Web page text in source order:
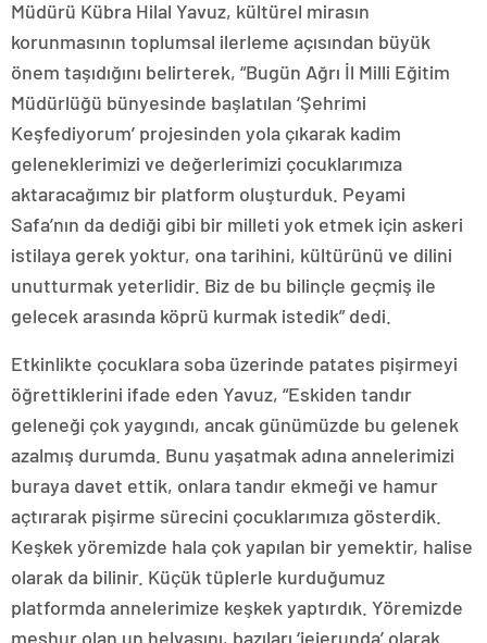
Müdürü Kübra Hilal Yavuz, kültürel mirasın
korunmasının toplumsal ilerleme açısından büyük
önem taşıdığını belirterek, “Bugün Ağrı İl Milli Eğitim
Müdürlüğü bünyesinde başlatılan ‘Şehrimi
Keşfediyorum’ projesinden yola çıkarak kadim
geleneklerimizi ve değerlerimizi çocuklarımıza
aktaracağımız bir platform oluşturduk. Peyami
Safa’nın da dediği gibi bir milleti yok etmek için askeri
istilaya gerek yoktur, ona tarihini, kültürünü ve dilini
unutturmak yeterlidir. Biz de bu bilinçle geçmiş ile
gelecek arasında köprü kurmak istedik” dedi.
Etkinlikte çocuklara soba üzerinde patates pişirmeyi
öğrettiklerini ifade eden Yavuz, “Eskiden tandır
geleneği çok yaygındı, ancak günümüzde bu gelenek
azalmış durumda. Bunu yaşatmak adına annelerimizi
buraya davet ettik, onlara tandır ekmeği ve hamur
açtırarak pişirme sürecini çocuklarımıza gösterdik.
Keşkek yöremizde hala çok yapılan bir yemektir, halise
olarak da bilinir. Küçük tüplerle kurduğumuz
platformda annelerimize keşkek yaptırdık. Yöremizde
meşhur olan un helvasını, bazıları ‘jejerunda’ olarak